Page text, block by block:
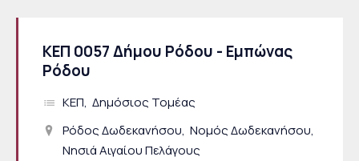
ΚΕΠ 0057 Δήμου Ρόδου - Εμπώνας
Ρόδου
ΚΕΠ Δημόσιος Τομέας
Ρόδος Δωδεκανήσου Νομός Δωδεκανήσου
Νησιά Αιγαίου Πελάγους